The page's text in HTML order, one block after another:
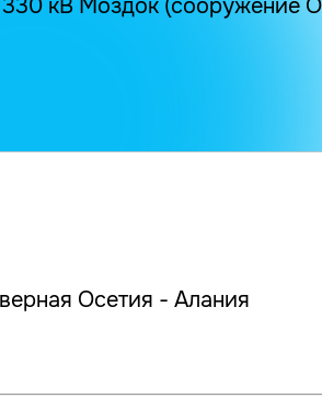
кВ Моздок (сооружение
Осетия - Алания